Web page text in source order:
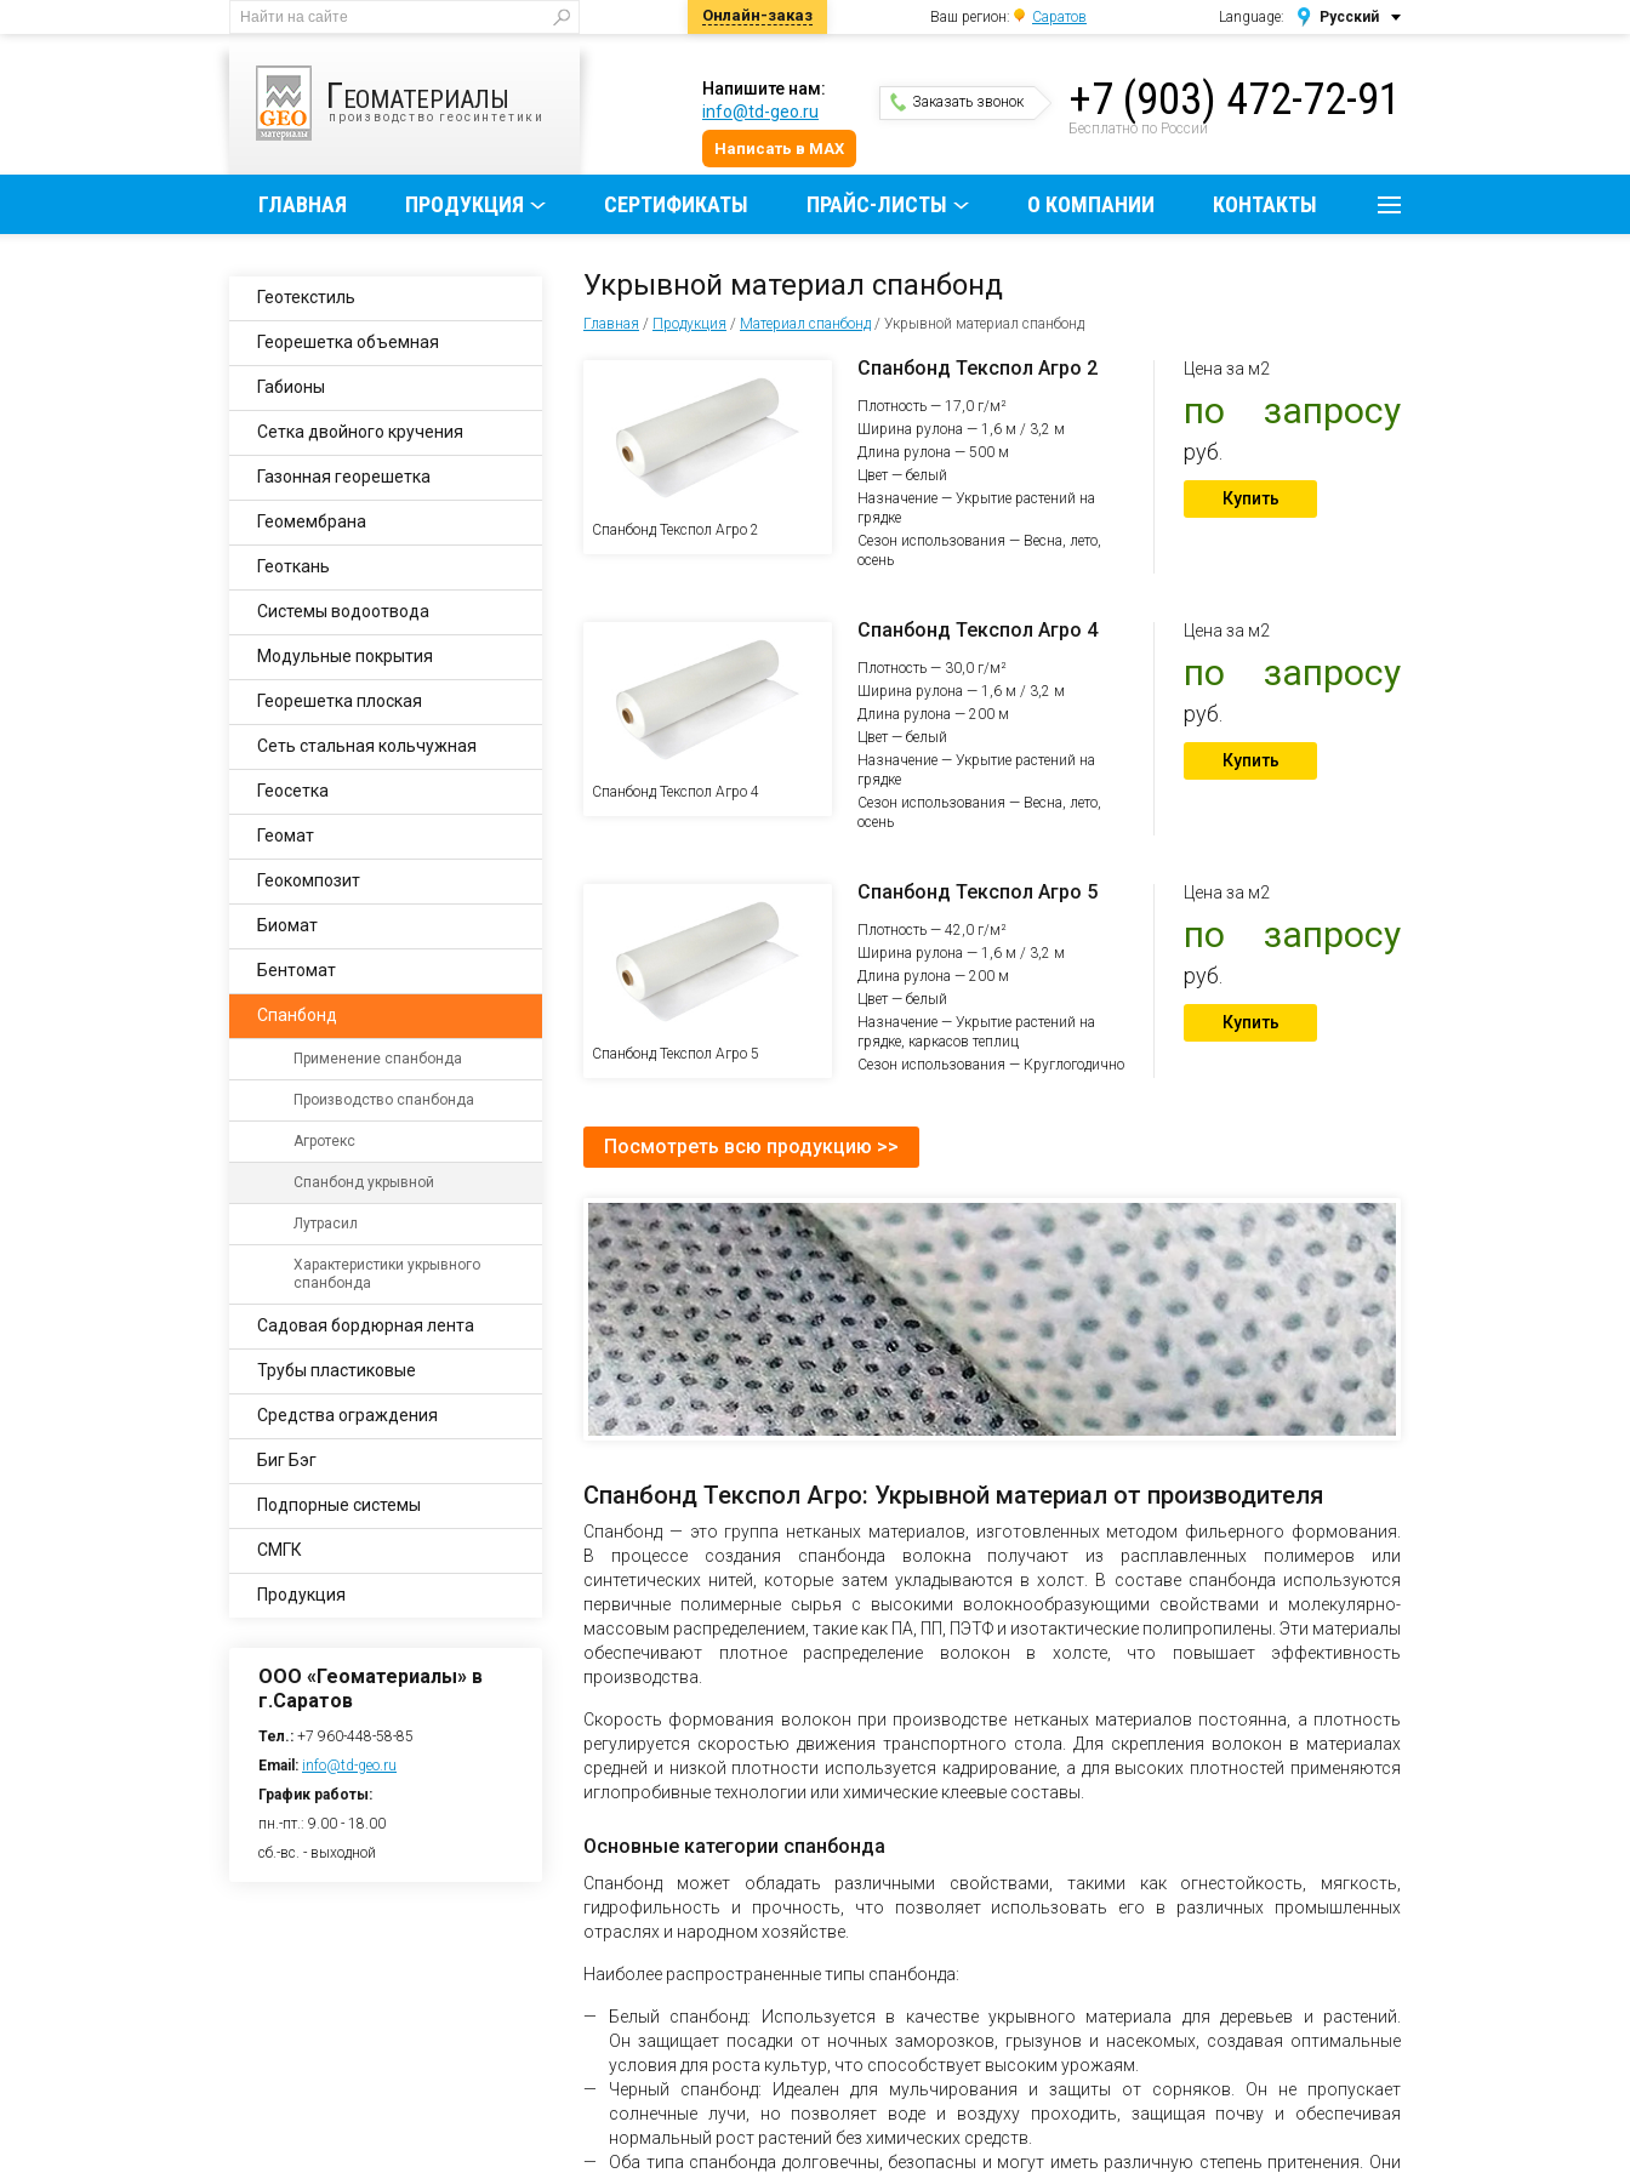
Онлайн-заказ Ваш регион: Саратов Language: Русский
English
+7 (903) 472-72-91
Бесплатно по России
Заказать звонок
Напишите нам:
info@td-geo.ru
Написать в MAX
Геоматериалы
производство геосинтетики
ГЛАВНАЯ ПРОДУКЦИЯ СЕРТИФИКАТЫ ПРАЙС-ЛИСТЫ О КОМПАНИИ КОНТАКТЫ
Укрывной материал спанбонд
Главная / Продукция / Материал спанбонд / Укрывной материал спанбонд
Спанбонд Текспол Агро 2
Спанбонд Текспол Агро 2
Плотность — 17,0 г/м²
Ширина рулона — 1,6 м / 3,2 м
Длина рулона — 500 м
Цвет — белый
Назначение — Укрытие растений на
грядке
Сезон использования — Весна, лето,
осень
Цена за м2
по запросу
руб.
Купить
Спанбонд Текспол Агро 4
Спанбонд Текспол Агро 4
Плотность — 30,0 г/м²
Ширина рулона — 1,6 м / 3,2 м
Длина рулона — 200 м
Цвет — белый
Назначение — Укрытие растений на
грядке
Сезон использования — Весна, лето,
осень
Цена за м2
по запросу
руб.
Купить
Спанбонд Текспол Агро 5
Спанбонд Текспол Агро 5
Плотность — 42,0 г/м²
Ширина рулона — 1,6 м / 3,2 м
Длина рулона — 200 м
Цвет — белый
Назначение — Укрытие растений на
грядке, каркасов теплиц
Сезон использования — Круглогодично
Цена за м2
по запросу
руб.
Купить
Посмотреть всю продукцию >>
Спанбонд Текспол Агро: Укрывной материал от производителя
Спанбонд — это группа нетканых материалов, изготовленных методом фильерного формования.
В процессе создания спанбонда волокна получают из расплавленных полимеров или
синтетических нитей, которые затем укладываются в холст. В составе спанбонда используются
первичные полимерные сырья с высокими волокнообразующими свойствами и молекулярно-
массовым распределением, такие как ПА, ПП, ПЭТФ и изотактические полипропилены. Эти материалы
обеспечивают плотное распределение волокон в холсте, что повышает эффективность
производства.
Скорость формования волокон при производстве нетканых материалов постоянна, а плотность
регулируется скоростью движения транспортного стола. Для скрепления волокон в материалах
средней и низкой плотности используется кадрирование, а для высоких плотностей применяются
иглопробивные технологии или химические клеевые составы.
Основные категории спанбонда
Спанбонд может обладать различными свойствами, такими как огнестойкость, мягкость,
гидрофильность и прочность, что позволяет использовать его в различных промышленных
отраслях и народном хозяйстве.
Наиболее распространенные типы спанбонда:
Белый спанбонд: Используется в качестве укрывного материала для деревьев и растений.
Он защищает посадки от ночных заморозков, грызунов и насекомых, создавая оптимальные
условия для роста культур, что способствует высоким урожаям.
Черный спанбонд: Идеален для мульчирования и защиты от сорняков. Он не пропускает
солнечные лучи, но позволяет воде и воздуху проходить, защищая почву и обеспечивая
нормальный рост растений без химических средств.
Оба типа спанбонда долговечны, безопасны и могут иметь различную степень притенения. Они
Геотекстиль
Георешетка объемная
Габионы
Сетка двойного кручения
Газонная георешетка
Геомембрана
Геоткань
Системы водоотвода
Модульные покрытия
Георешетка плоская
Сеть стальная кольчужная
Геосетка
Геомат
Геокомпозит
Биомат
Бентомат
Спанбонд
Применение спанбонда
Производство спанбонда
Агротекс
Спанбонд укрывной
Лутрасил
Характеристики укрывного
спанбонда
Садовая бордюрная лента
Трубы пластиковые
Средства ограждения
Биг Бэг
Подпорные системы
СМГК
Продукция
ООО «Геоматериалы» в
г.Саратов
Тел.: +7 960-448-58-85
Email: info@td-geo.ru
График работы:
пн.-пт.: 9.00 - 18.00
сб.-вс. - выходной